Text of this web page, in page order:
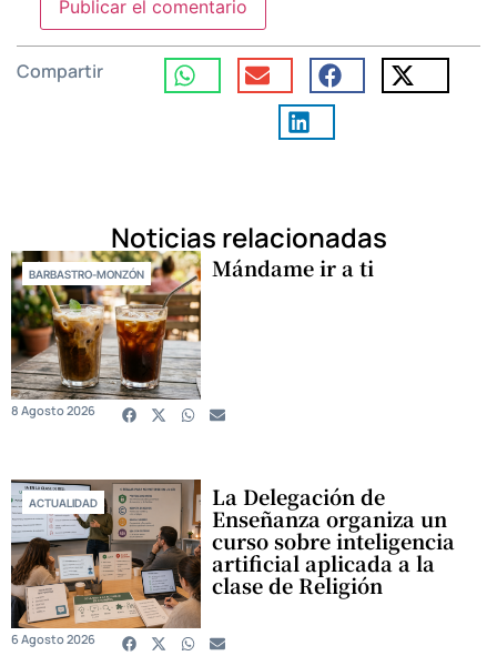
Compartir
Noticias relacionadas
BARBASTRO-MONZÓN Mándame ir a ti
8 Agosto 2026
ACTUALIDAD La Delegación de
Enseñanza organiza un
curso sobre inteligencia
artificial aplicada a la
clase de Religión
6 Agosto 2026